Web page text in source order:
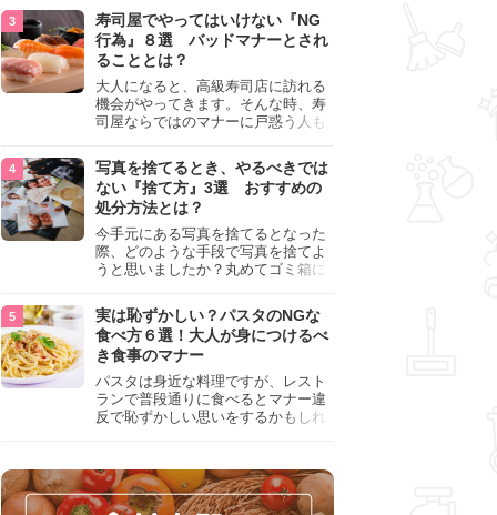
けても大丈夫」というサインが関係
しています。よく選ばれる人の特徴
や、英語が苦手でも焦らない対処
法、自分を守るための注意点を詳し
く解説します。
寿司屋でやってはいけない『NG
行為』８選 バッドマナーとされ
ることとは？
大人になると、高級寿司店に訪れる
機会がやってきます。そんな時、寿
司屋ならではのマナーに戸惑う人も
らためて寿司屋でやってはいけない
『NG行為』をチェックしましょう。
写真を捨てるとき、やるべきでは
ない『捨て方』3選 おすすめの
処分方法とは？
今手元にある写真を捨てるとなった
際、どのような手段で写真を捨てよ
うと思いましたか？丸めてゴミ箱に
真は個人情報が詰まっているので、
ただ丸めただけの状態で捨ててしま
うのは危険です。写真にすべきでは
ない捨て方をまとめているので、ぜ
ひチェックしておきましょう。
実は恥ずかしい？パスタのNGな
食べ方６選！大人が身につけるべ
き食事のマナー
パスタは身近な料理ですが、レスト
ランで普段通りに食べるとマナー違
反で恥ずかしい思いをするかもしれ
して、正しい食べ方を確認しましょ
う。大人の嗜みとして知っておきた
い新常識を解説します。